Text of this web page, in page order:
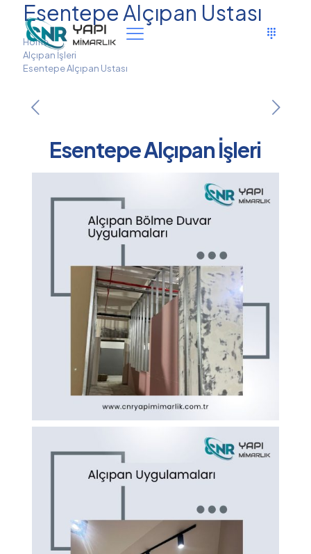
Esentepe Alçıpan Ustası
Home
Alçıpan İşleri
Esentepe Alçıpan Ustası
Esentepe Alçıpan İşleri